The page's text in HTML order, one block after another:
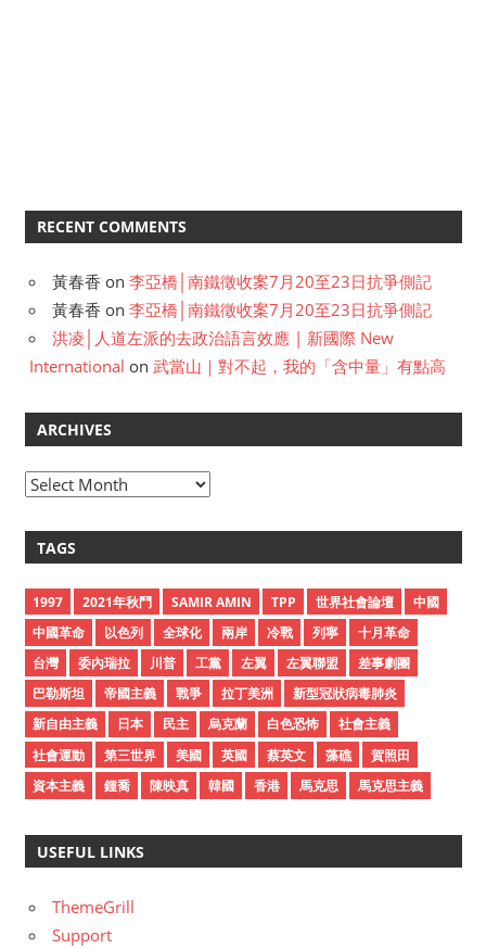
RECENT COMMENTS
黃春香 on 李亞橋│南鐵徵收案7月20至23日抗爭側記
黃春香 on 李亞橋│南鐵徵收案7月20至23日抗爭側記
洪凌│人道左派的去政治語言效應 | 新國際 New
International on 武當山｜對不起，我的「含中量」有點高
ARCHIVES
A
h
v
e
s
TAGS
1997 2021年秋鬥 SAMIR AMIN TPP 世界社會論壇
中國
中國革命
以色列 全球化 兩岸 冷戰 列寧
十月革命
台灣
委內瑞拉 川普 工黨 左翼 左翼聯盟
差事劇團
巴勒斯坦
帝國主義 戰爭 拉丁美洲
新型冠狀病毒肺炎
新自由主義
日本 民主 烏克蘭 白色恐怖
社會主義
社會運動
第三世界 美國 英國 蔡英文 藻礁
賀照田
資本主義
鍾喬 陳映真 韓國 香港 馬克思 馬克思主義
USEFUL LINKS
ThemeGrill
Support